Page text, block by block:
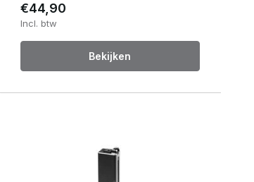
€44,90
Incl. btw
Bekijken